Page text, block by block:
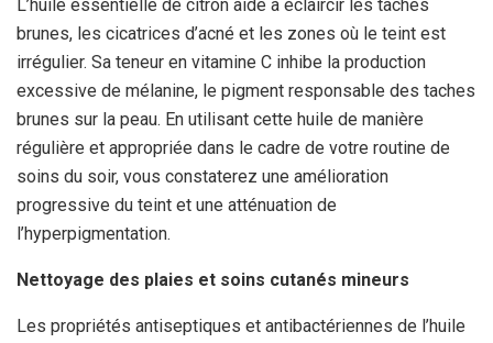
L’huile essentielle de citron aide à éclaircir les taches
brunes, les cicatrices d’acné et les zones où le teint est
irrégulier. Sa teneur en vitamine C inhibe la production
excessive de mélanine, le pigment responsable des taches
brunes sur la peau. En utilisant cette huile de manière
régulière et appropriée dans le cadre de votre routine de
soins du soir, vous constaterez une amélioration
progressive du teint et une atténuation de
l’hyperpigmentation.
Nettoyage des plaies et soins cutanés mineurs
Les propriétés antiseptiques et antibactériennes de l’huile